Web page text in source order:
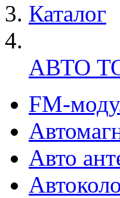
Каталог
АВТО
FM-
Авто